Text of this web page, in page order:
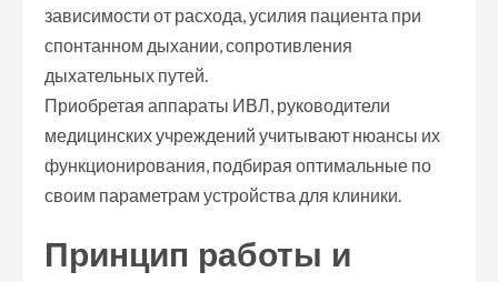
зависимости от расхода, усилия пациента при
спонтанном дыхании, сопротивления
дыхательных путей.
Приобретая аппараты ИВЛ, руководители
медицинских учреждений учитывают нюансы их
функционирования, подбирая оптимальные по
своим параметрам устройства для клиники.
Принцип работы и